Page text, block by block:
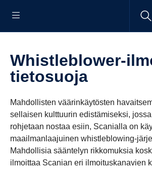
Whistleblower-​ilmoittajien
tieto­suoja
Mahdollisten väärinkäytösten
sellaisen kulttuurin edistämiseksi,
rohjetaan nostaa esiin, Scanialla on
maailmanlaajuinen whistleblowing-
Mahdollisia sääntelyn rikkomuksia
ilmoittaa Scanian eri ilmoituskanavien